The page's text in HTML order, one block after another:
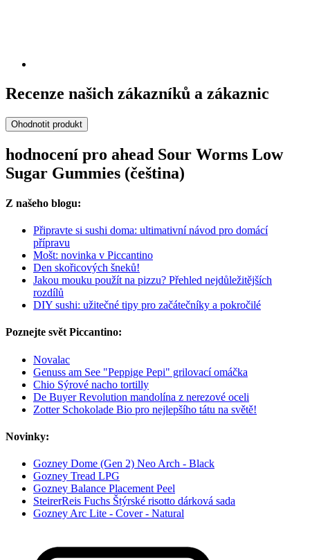
Recenze našich zákazníků a zákaznic
Ohodnotit produkt
hodnocení pro ahead Sour Worms Low
Sugar Gummies (čeština)
Z našeho blogu:
Připravte si sushi doma: ultimativní návod pro domácí
přípravu
Mošt: novinka v Piccantino
Den skořicových šneků!
Jakou mouku použít na pizzu? Přehled nejdůležitějších
rozdílů
DIY sushi: užitečné tipy pro začátečníky a pokročilé
Poznejte svět Piccantino:
Novalac
Genuss am See "Peppige Pepi" grilovací omáčka
Chio Sýrové nacho tortilly
De Buyer Revolution mandolína z nerezové oceli
Zotter Schokolade Bio pro nejlepšího tátu na světě!
Novinky:
Gozney Dome (Gen 2) Neo Arch - Black
Gozney Tread LPG
Gozney Balance Placement Peel
SteirerReis Fuchs Štýrské risotto dárková sada
Gozney Arc Lite - Cover - Natural